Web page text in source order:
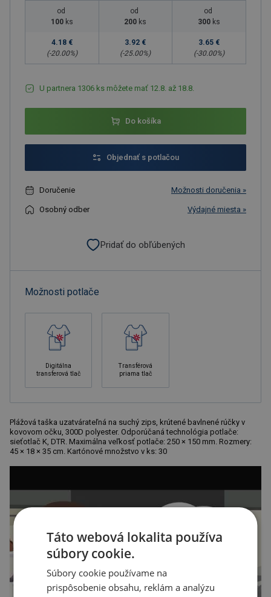
od
100 ks
4.18 €
(-20.00%)
od
200 ks
3.92 €
(-25.00%)
od
300 ks
3.65 €
(-30.00%)
U partnera 1306 ks môžete mať 12.8. až 18.8.
Do košíka
Objednať s potlačou
Doručenie Možnosti doručenia »
Osobný odber Výdajné miesta »
Pridať do obľúbených
Možnosti potlače
Digitálna
transferová tlač
Transférová
priama tlač
Plážová taška uzatvárateľná na suchý zips, krútené bavlnené rúčky v
kovovom očku, 300D polyester. Odporúčaná technológia potlače:
sieťotlač K, DTR. Maximálna veľkosť potlače: 250 × 150 mm. Rozmery:
45 × 18 × 35 cm. Kartónové množstvo v ks: 30
Táto webová lokalita používa
súbory cookie.
Súbory cookie používame na
prispôsobenie obsahu, reklám a analýzu